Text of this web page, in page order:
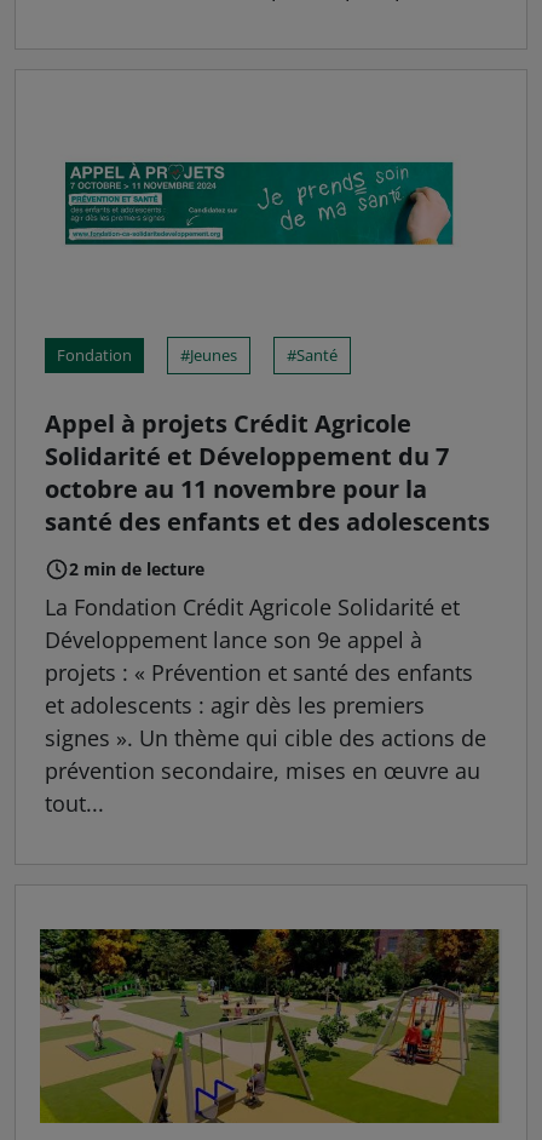
Fondation Jeunes Santé
Appel à projets Crédit Agricole
Solidarité et Développement du 7
octobre au 11 novembre pour la
santé des enfants et des adolescents
2 min de lecture
La Fondation Crédit Agricole Solidarité et
Développement lance son 9e appel à
projets : « Prévention et santé des enfants
et adolescents : agir dès les premiers
signes ». Un thème qui cible des actions de
prévention secondaire, mises en œuvre au
tout...